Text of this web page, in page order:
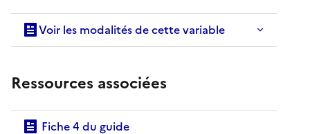
Voir les modalités de cette variable
Ressources associées